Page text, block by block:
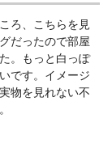
ろ、こちらを見
だったので部屋
。もっと白っぽ
です。イメージ
物を見れない不